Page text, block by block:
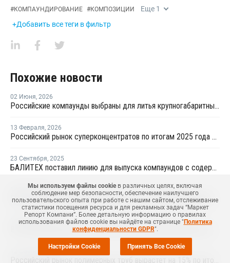
#КОМПАУНДИРОВАНИЕ #КОМПОЗИЦИИ Еще 1
+Добавить все теги в фильтр
Похожие новости
02 Июня, 2026
Российские компаунды выбраны для литья крупногабаритных автокомпонентов BELGEE
13 Февраля, 2026
Российский рынок суперконцентратов по итогам 2025 года сократился на 6%
23 Сентября, 2025
БАЛИТЕХ поставил линию для выпуска компаундов с содержанием стекловолокна до 35%
12 Мая,2025
Domo Chemicals нарастила мощности по компаундированию в Индии
18 Июля,2024
, 2023
Мы используем файлы cookieв различных целях, включая
соблюдение мер безопасности, обеспечение наилучшего
пользовательского опыта при работе с нашим сайтом, отслеживание
статистики посещения ресурса и для рекламных задач “Маркет
Репорт Компани”. Более детальную информацию о правилах
использования файлов cookie вы найдёте на странице "Политика
конфиденциальности GDPR".
Настройки Cookie Принять Все Cookie